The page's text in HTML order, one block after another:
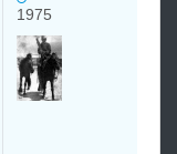
1975